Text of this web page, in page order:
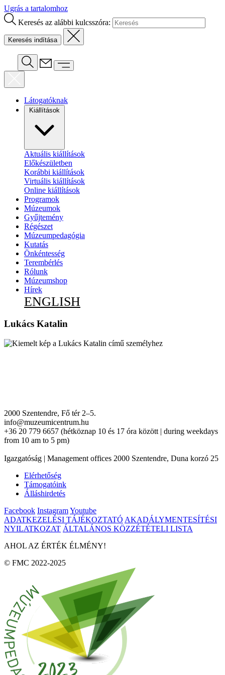
Ugrás a tartalomhoz
Keresés az alábbi kulcsszóra:
Látogatóknak
Kiállítások
Aktuális kiállítások
Előkészületben
Korábbi kiállítások
Virtuális kiállítások
Online kiállítások
Programok
Múzeumok
Gyűjtemény
Régészet
Múzeumpedagógia
Kutatás
Önkéntesség
Terembérlés
Rólunk
Múzeumshop
Hírek
ENGLISH
Lukács Katalin
2000 Szentendre, Fő tér 2–5.
info@muzeumicentrum.hu
+36 20 779 6657 (hétköznap 10 és 17 óra között | during weekdays
from 10 am to 5 pm)
Igazgatóság | Management offices 2000 Szentendre, Duna korzó 25
Elérhetőség
Támogatóink
Álláshirdetés
Facebook InstagramYoutube
ADATKEZELÉSI TÁJÉKOZTATÓ AKADÁLYMENTESÍTÉSI
NYILATKOZAT ÁLTALÁNOS KÖZZÉTÉTELI LISTA
AHOL AZ ÉRTÉK ÉLMÉNY!
© FMC 2022-2025